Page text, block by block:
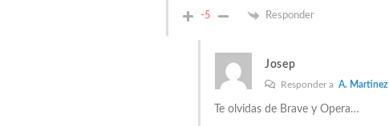
-5 Responder
Josep
Responder a A. Martinez
Te olvidas de Brave y Opera…